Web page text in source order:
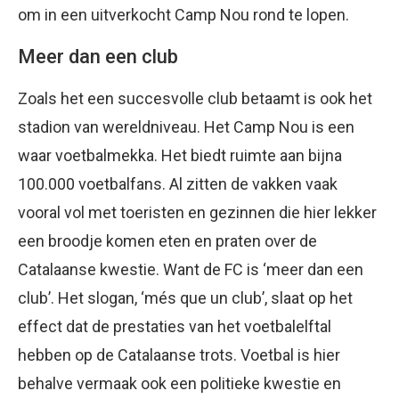
om in een uitverkocht Camp Nou rond te lopen.
Meer dan een club
Zoals het een succesvolle club betaamt is ook het
stadion van wereldniveau. Het Camp Nou is een
waar voetbalmekka. Het biedt ruimte aan bijna
100.000 voetbalfans. Al zitten de vakken vaak
vooral vol met toeristen en gezinnen die hier lekker
een broodje komen eten en praten over de
Catalaanse kwestie. Want de FC is ‘meer dan een
club’. Het slogan, ‘més que un club’, slaat op het
effect dat de prestaties van het voetbalelftal
hebben op de Catalaanse trots. Voetbal is hier
behalve vermaak ook een politieke kwestie en